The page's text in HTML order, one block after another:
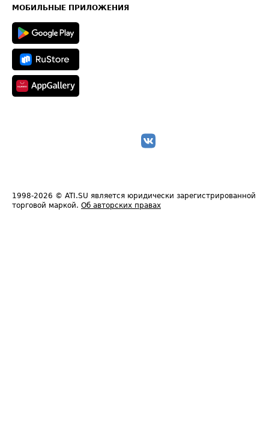
Техническая информация
МОБИЛЬНЫЕ ПРИЛОЖЕНИЯ
1998-2026 © ATI.SU является юридически зарегистрированной
торговой маркой. Об авторских правах